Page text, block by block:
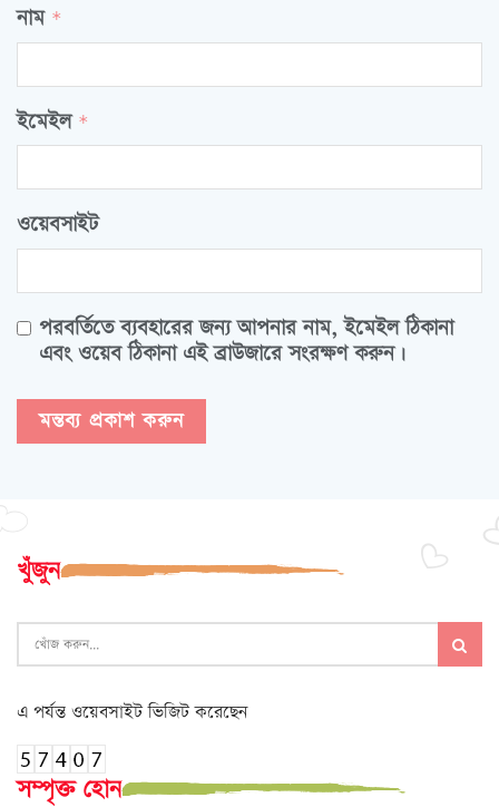
নাম *
ইমেইল *
ওয়েবসাইট
পরবর্তিতে ব্যবহারের জন্য আপনার নাম, ইমেইল ঠিকানা
এবং ওয়েব ঠিকানা এই ব্রাউজারে সংরক্ষণ করুন।
খুঁজুন
এ পর্যন্ত ওয়েবসাইট ভিজিট করেছেন
সম্পৃক্ত হোন